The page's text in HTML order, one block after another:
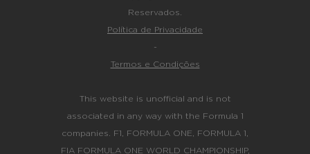
Reservados.
Política de Privacidade
-
Termos e Condições
This website is unofficial and is not
associated in any way with the Formula 1
companies. F1, FORMULA ONE, FORMULA 1,
FIA FORMULA ONE WORLD CHAMPIONSHIP,